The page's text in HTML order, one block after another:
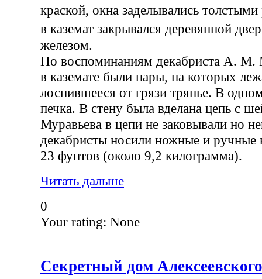
краской, окна заделывались
в каземат закрывался деревянной
железом.
По воспоминаниям декабриста А. М.
в каземате были нары, на которых
лоснившееся от грязи тряпье. В
печка. В стену была вделана цепь с
Муравьева в цепи не заковывали но
декабристы носили ножные и ручные
23 фунтов (около 9,2 килограмма).
Читать дальше
0
Your rating: None
Секретный дом